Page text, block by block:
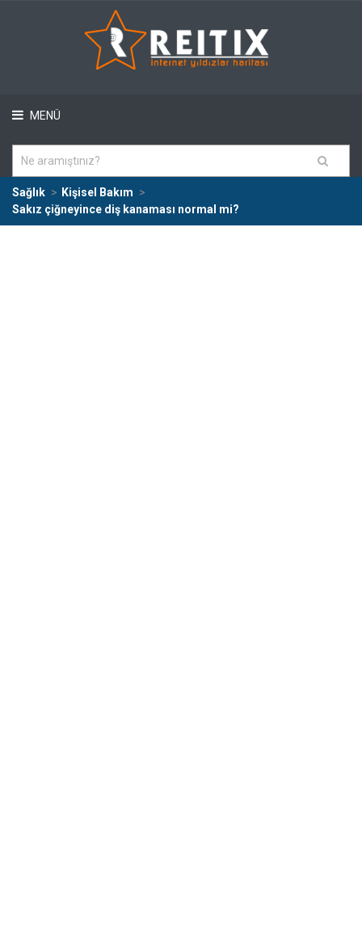
MENÜ
Sağlık
Kişisel Bakım
Sakız çiğneyince diş kanaması normal mi?